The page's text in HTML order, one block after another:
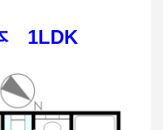
1LDK